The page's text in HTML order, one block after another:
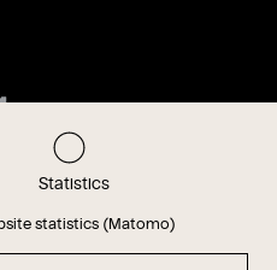
Statistics
statistics (Matomo)